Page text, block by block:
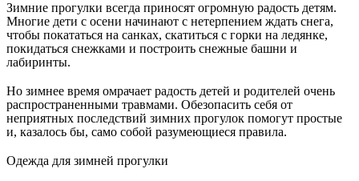
Зимние прогулки всегда приносят огромную радость детям.
Многие дети с осени начинают с нетерпением ждать снега,
чтобы покататься на санках, скатиться с горки на ледянке,
покидаться снежками и построить снежные башни и
лабиринты.
Но зимнее время омрачает радость детей и родителей очень
распространенными травмами. Обезопасить себя от
неприятных последствий зимних прогулок помогут простые
и, казалось бы, само собой разумеющиеся правила.
Одежда для зимней прогулки